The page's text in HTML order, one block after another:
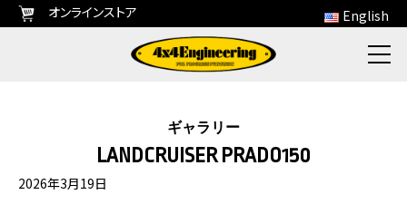
オンラインストア English
ギャラリー
LANDCRUISER PRADO150
2026年3月19日